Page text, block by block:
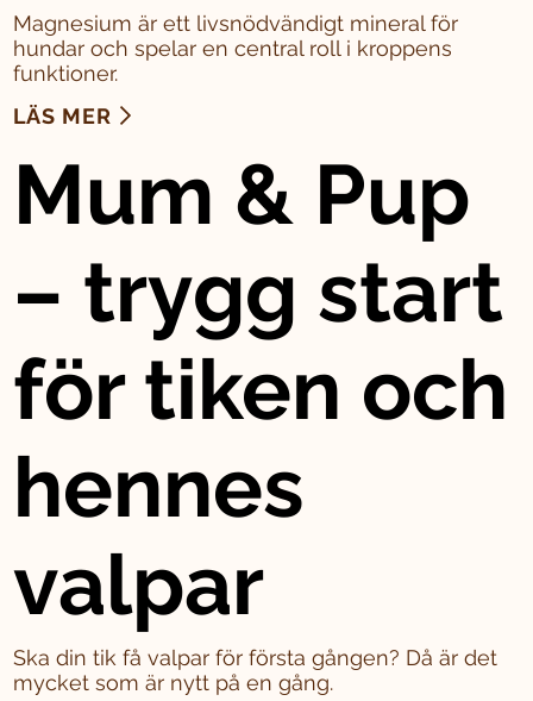
Magnesium är ett livsnödvändigt mineral för
hundar och spelar en central roll i kroppens
funktioner.
LÄS MER
Mum & Pup
– trygg start
för tiken och
hennes
valpar
Ska din tik få valpar för första gången? Då är det
mycket som är nytt på en gång.